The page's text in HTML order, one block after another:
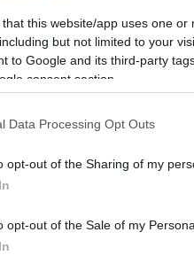
that this website/app uses one
but not limited to your
to Google and its third-party
consent section.
Data Processing Opt Outs
opt-out of the Sharing of my
opt-out of the Sale of my
che in streaming,
e strategie di
saper trasformare
le aziende di tutti i settori.